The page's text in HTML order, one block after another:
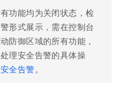
功能均为关闭状态，检
形式展示，需在控制台
防御区域的所有功能，
理安全告警的具体操
全告警。